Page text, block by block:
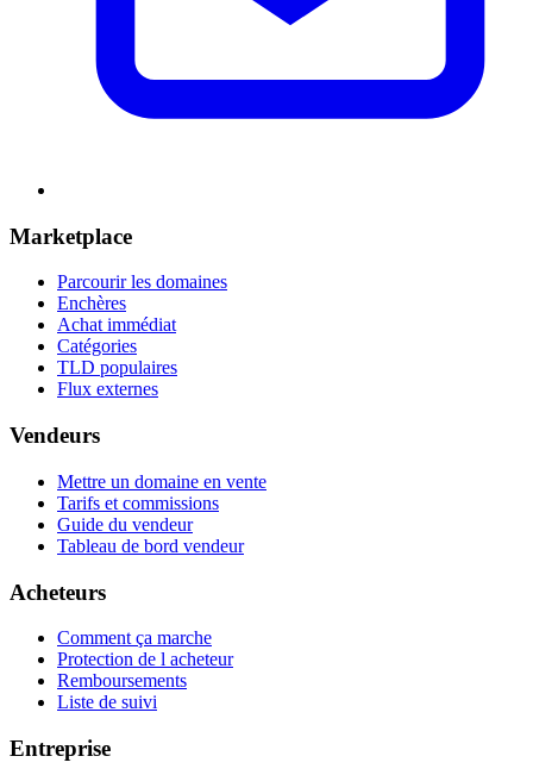
Marketplace
Parcourir les domaines
Enchères
Achat immédiat
Catégories
TLD populaires
Flux externes
Vendeurs
Mettre un domaine en vente
Tarifs et commissions
Guide du vendeur
Tableau de bord vendeur
Acheteurs
Comment ça marche
Protection de l acheteur
Remboursements
Liste de suivi
Entreprise